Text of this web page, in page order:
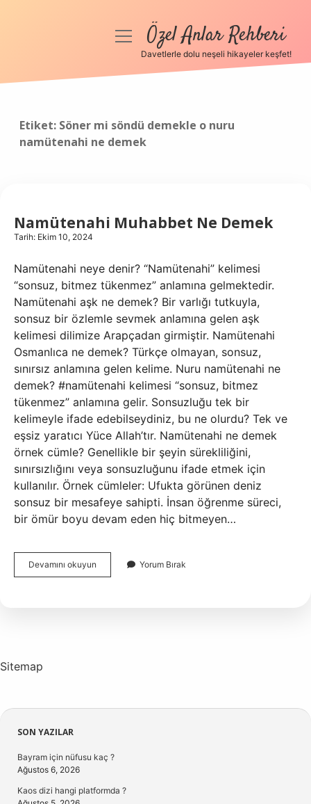
Anasayfa
Yasal Uyarı
menüyüÖzel Anlar Rehberi
Davetlerle dolu neşeli hikayeler keşfet!
Etiket: Söner mi söndü demekle o nuru
namütenahi ne demek
Namütenahi Muhabbet Ne Demek
Tarih: Ekim 10, 2024
Namütenahi neye denir? “Namütenahi” kelimesi
“sonsuz, bitmez tükenmez” anlamına gelmektedir.
Namütenahi aşk ne demek? Bir varlığı tutkuyla,
sonsuz bir özlemle sevmek anlamına gelen aşk
kelimesi dilimize Arapçadan girmiştir. Namütenahi
Osmanlıca ne demek? Türkçe olmayan, sonsuz,
sınırsız anlamına gelen kelime. Nuru namütenahi ne
demek? #namütenahi kelimesi “sonsuz, bitmez
tükenmez” anlamına gelir. Sonsuzluğu tek bir
kelimeyle ifade edebilseydiniz, bu ne olurdu? Tek ve
eşsiz yaratıcı Yüce Allah’tır. Namütenahi ne demek
örnek cümle? Genellikle bir şeyin sürekliliğini,
sınırsızlığını veya sonsuzluğunu ifade etmek için
kullanılır. Örnek cümleler: Ufukta görünen deniz
sonsuz bir mesafeye sahipti. İnsan öğrenme süreci,
bir ömür boyu devam eden hiç bitmeyen…
Devamını okuyun Namütenahi
Muhabbet
Yorum Bırak
Sitemap
Sidebar
SON YAZILAR
Bayram için nüfusu kaç ?
Ağustos 6, 2026
Kaos dizi hangi platformda ?